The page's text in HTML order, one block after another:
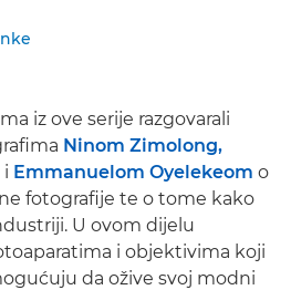
iz ove serije razgovarali
Ninom Zimolong,
i Emmanuelom Oyelekeom o
fotografije te o tome kako
U ovom dijelu
i objektivima koji
da ožive svoj modni